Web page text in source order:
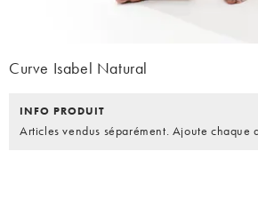
Curve Isabel Natural
INFO PRODUIT
Articles vendus séparément. Ajoute chaque